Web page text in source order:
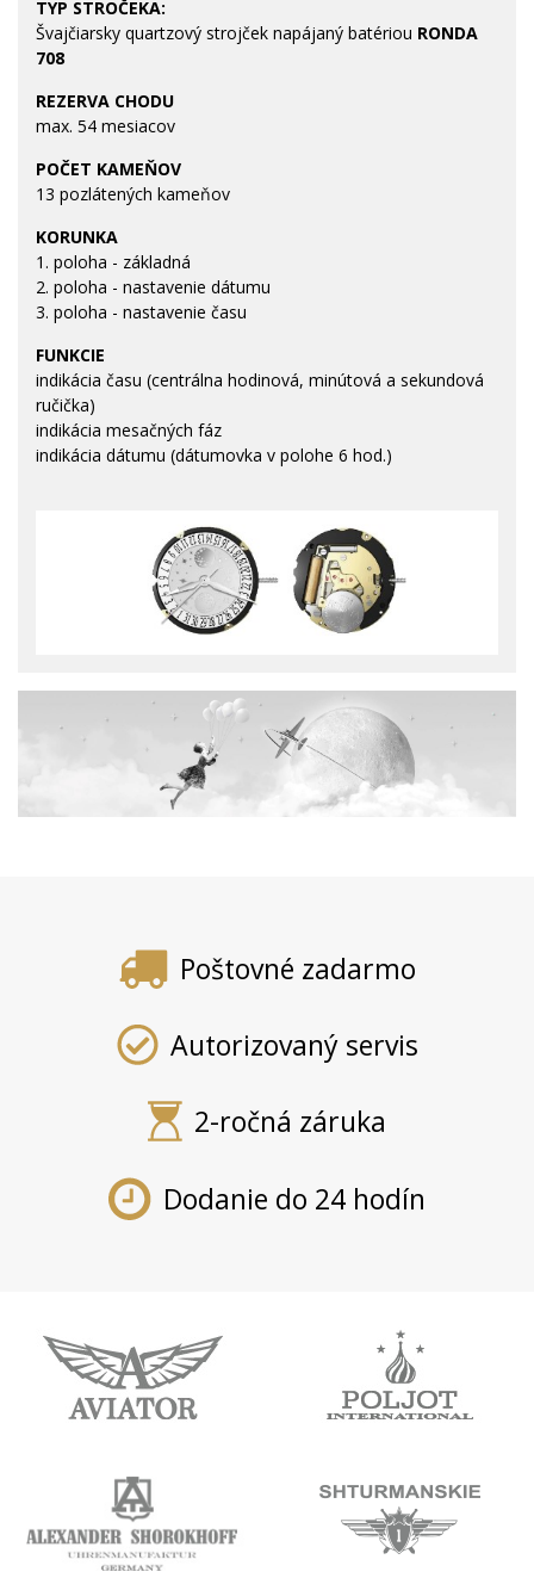
TYP STROČEKA:
Švajčiarsky quartzový strojček napájaný batériou RONDA
708
REZERVA CHODU
max. 54 mesiacov
POČET KAMEŇOV
13 pozlátených kameňov
KORUNKA
1. poloha - základná
2. poloha - nastavenie dátumu
3. poloha - nastavenie času
FUNKCIE
indikácia času (centrálna hodinová, minútová a sekundová
ručička)
indikácia mesačných fáz
indikácia dátumu (dátumovka v polohe 6 hod.)
Poštovné zadarmo
Autorizovaný servis
2-ročná záruka
Dodanie do 24 hodín